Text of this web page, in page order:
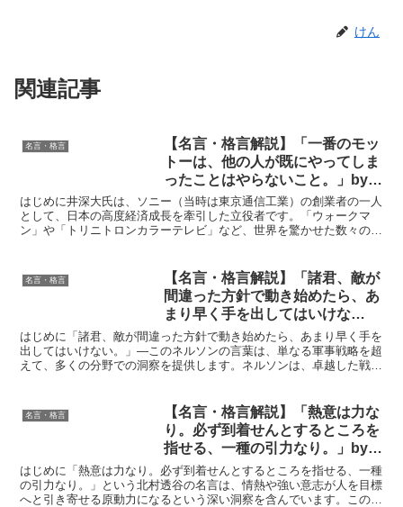
けん
関連記事
名言・格言
【名言・格言解説】「一番のモッ
トーは、他の人が既にやってしま
ったことはやらないこと。」by
井深大の深い意味と得られる教訓
はじめに井深大氏は、ソニー（当時は東京通信工業）の創業者の一人
として、日本の高度経済成長を牽引した立役者です。「ウォークマ
ン」や「トリニトロンカラーテレビ」など、世界を驚かせた数々の革
名言・格言
【名言・格言解説】「諸君、敵が
間違った方針で動き始めたら、あ
まり早く手を出してはいけな
い。」by ネルソンの深い意味と
得られる教訓
はじめに「諸君、敵が間違った方針で動き始めたら、あまり早く手を
出してはいけない。」—このネルソンの言葉は、単なる軍事戦略を超
えて、多くの分野での洞察を提供します。ネルソンは、卓越した戦略
名言・格言
【名言・格言解説】「熱意は力な
り。必ず到着せんとするところを
指せる、一種の引力なり。」by
北村透谷の深い意味と得られる教
訓
はじめに「熱意は力なり。必ず到着せんとするところを指せる、一種
の引力なり。」という北村透谷の名言は、情熱や強い意志が人を目標
へと引き寄せる原動力になるという深い洞察を含んでいます。この言